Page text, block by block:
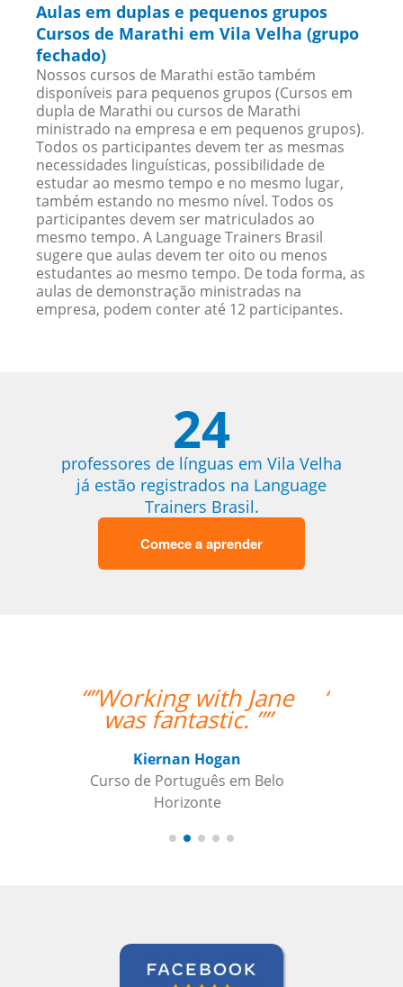
Aulas em duplas e pequenos grupos
Cursos de Marathi em Vila Velha (grupo
fechado)
Nossos cursos de Marathi estão também
disponíveis para pequenos grupos (Cursos em
dupla de Marathi ou cursos de Marathi
ministrado na empresa e em pequenos grupos).
Todos os participantes devem ter as mesmas
necessidades linguísticas, possibilidade de
estudar ao mesmo tempo e no mesmo lugar,
também estando no mesmo nível. Todos os
participantes devem ser matriculados ao
mesmo tempo. A Language Trainers Brasil
sugere que aulas devem ter oito ou menos
estudantes ao mesmo tempo. De toda forma, as
aulas de demonstração ministradas na
empresa, podem conter até 12 participantes.
24
professores de línguas em Vila Velha
já estão registrados na Language
Trainers Brasil.
Comece a aprender
“”I am very happy with
Jane, I love our
Roland Tschanz
Curso de em Belo Horizonte